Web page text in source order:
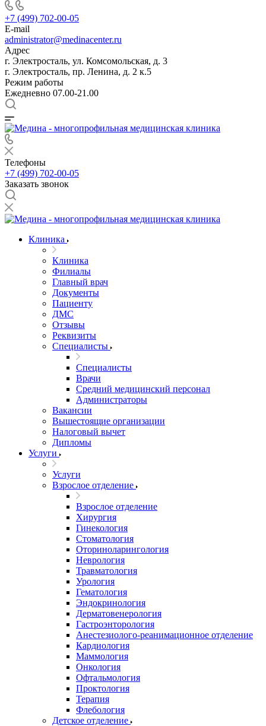
+7 (499) 702-00-05
E-mail
administrator@medinacenter.ru
Адрес
г. Электросталь, ул. Комсомольская, д. 3
г. Электросталь, пр. Ленина, д. 2 к.5
Режим работы
Ежедневно 07.00-21.00
Телефоны
+7 (499) 702-00-05
Заказать звонок
Клиника
Клиника
Филиалы
Главный врач
Документы
Пациенту
ДМС
Отзывы
Реквизиты
Специалисты
Специалисты
Врачи
Средний медицинский персонал
Администраторы
Вакансии
Вышестоящие организации
Налоговый вычет
Дипломы
Услуги
Услуги
Взрослое отделение
Взрослое отделение
Хирургия
Гинекология
Стоматология
Оториноларингология
Неврология
Травматология
Урология
Гематология
Эндокринология
Дерматовенерология
Гастроэнторология
Анестезиолого-реанимационное отделение
Кардиология
Маммология
Онкология
Офтальмология
Проктология
Терапия
Флебология
Детское отделение